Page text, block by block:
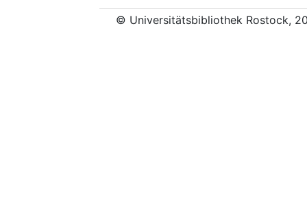
© Universitätsbibliothek Rostock,